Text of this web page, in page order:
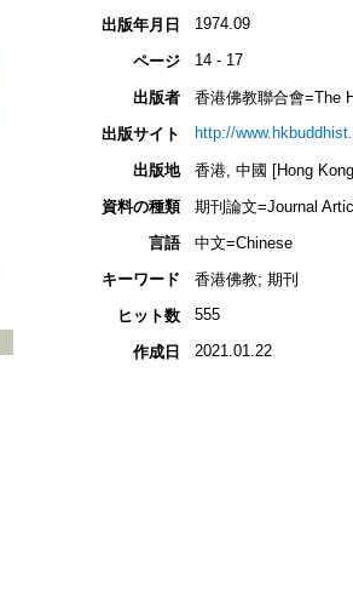
出版年月日 1974.09
ページ 14 - 17
出版者
香港佛教聯合會=The
出版サイト
http://
出版地
香港, 中國 [Hong
資料の種類
期刊論文=Journal
言語
中文=Chinese
キーワード
香港佛教; 期刊
ヒット数
555
作成日 2021.01.22